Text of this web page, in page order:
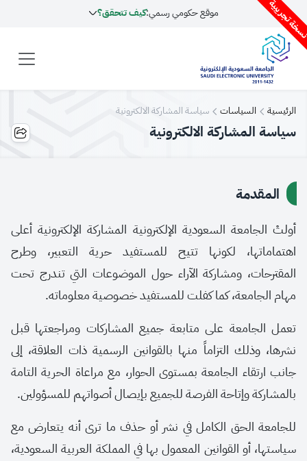
تجريبية موقع حكومي رسمي:كيف تتحقق؟
الرئيسية السياسات سياسة المشاركة الالكترونية
سياسة المشاركة الالكترونية
المقدمة
أولتْ الجامعة السعودية الإلكترونية المشاركة الإلكترونية أعلى
اهتماماتها، لكونها تتيح للمستفيد حرية التعبير، وطرح
المقترحات، ومشاركة الآراء حول الموضوعات التي تندرج تحت
مهام الجامعة، كما كفلت للمستفيد خصوصية معلوماته.
تعمل الجامعة على متابعة جميع المشاركات ومراجعتها قبل
نشرها، وذلك التزاماً منها بالقوانين الرسمية ذات العلاقة، إلى
جانب ارتقاء الجامعة بمستوى الحوار، مع مراعاة الحرية التامة
بالمشاركة وإتاحة الفرصة للجميع بإيصال أصواتهم للمسؤولين.
للجامعة الحق الكامل في نشر أو حذف ما ترى أنه يتعارض مع
سياستها، أو القوانين المعمول بها في المملكة العربية السعودية،